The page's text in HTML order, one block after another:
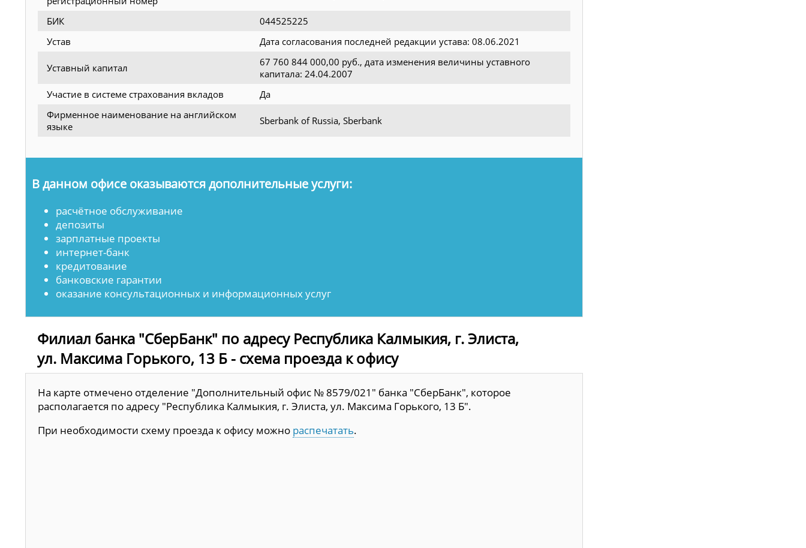
БИК
044525225
Устав
Дата согласования последней редакции устава: 08.06.2021
Уставный капитал
67 760 844 000,00 руб., дата изменения величины уставного
капитала: 24.04.2007
Участие в системе страхования вкладов
Да
Фирменное наименование на английском
языке
Sberbank of Russia, Sberbank
В данном офисе оказываются дополнительные услуги:
расчётное обслуживание
депозиты
зарплатные проекты
интернет-банк
кредитование
банковские гарантии
оказание консультационных и информационных услуг
Филиал банка "СберБанк" по адресу Республика Калмыкия, г. Элиста,
ул. Максима Горького, 13 Б - схема проезда к офису
На карте отмечено отделение "Дополнительный офис № 8579/021" банка "СберБанк", которое
располагается по адресу "Республика Калмыкия, г. Элиста, ул. Максима Горького, 13 Б".
При необходимости схему проезда к офису можно распечатать.